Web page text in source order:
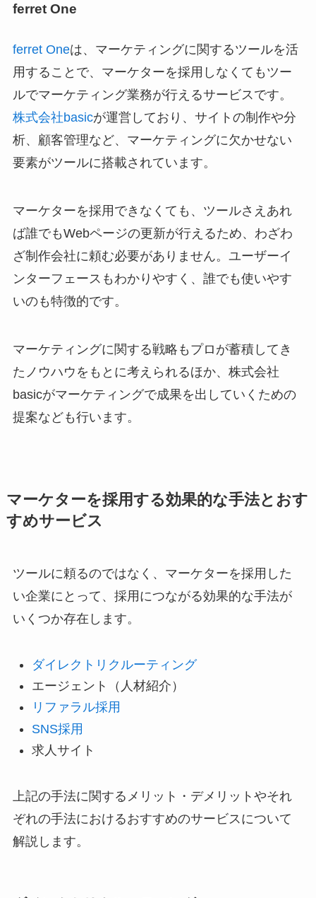
ferret One
ferret Oneは、マーケティングに関するツールを活
用することで、マーケターを採用しなくてもツー
ルでマーケティング業務が行えるサービスです。
株式会社basicが運営しており、サイトの制作や分
析、顧客管理など、マーケティングに欠かせない
要素がツールに搭載されています。
マーケターを採用できなくても、ツールさえあれ
ば誰でもWebページの更新が行えるため、わざわ
ざ制作会社に頼む必要がありません。ユーザーイ
ンターフェースもわかりやすく、誰でも使いやす
いのも特徴的です。
マーケティングに関する戦略もプロが蓄積してき
たノウハウをもとに考えられるほか、株式会社
basicがマーケティングで成果を出していくための
提案なども行います。
マーケターを採用する効果的な手法とおす
すめサービス
ツールに頼るのではなく、マーケターを採用した
い企業にとって、採用につながる効果的な手法が
いくつか存在します。
ダイレクトリクルーティング
エージェント（人材紹介）
リファラル採用
SNS採用
求人サイト
上記の手法に関するメリット・デメリットやそれ
ぞれの手法におけるおすすめのサービスについて
解説します。